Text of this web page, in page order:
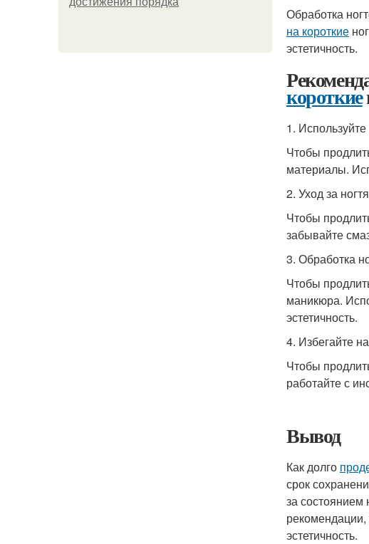
Обработка
на короткие
эстетичность.
короткие
1.
Чтобы
материалы.
2. Уход за
Чтобы
забывайте
3. Обработка
Чтобы
маникюра.
эстетичность.
4. Избегайте
Чтобы
работайте с
Вывод
Как долго
срок
за состоянием
эстетичность.